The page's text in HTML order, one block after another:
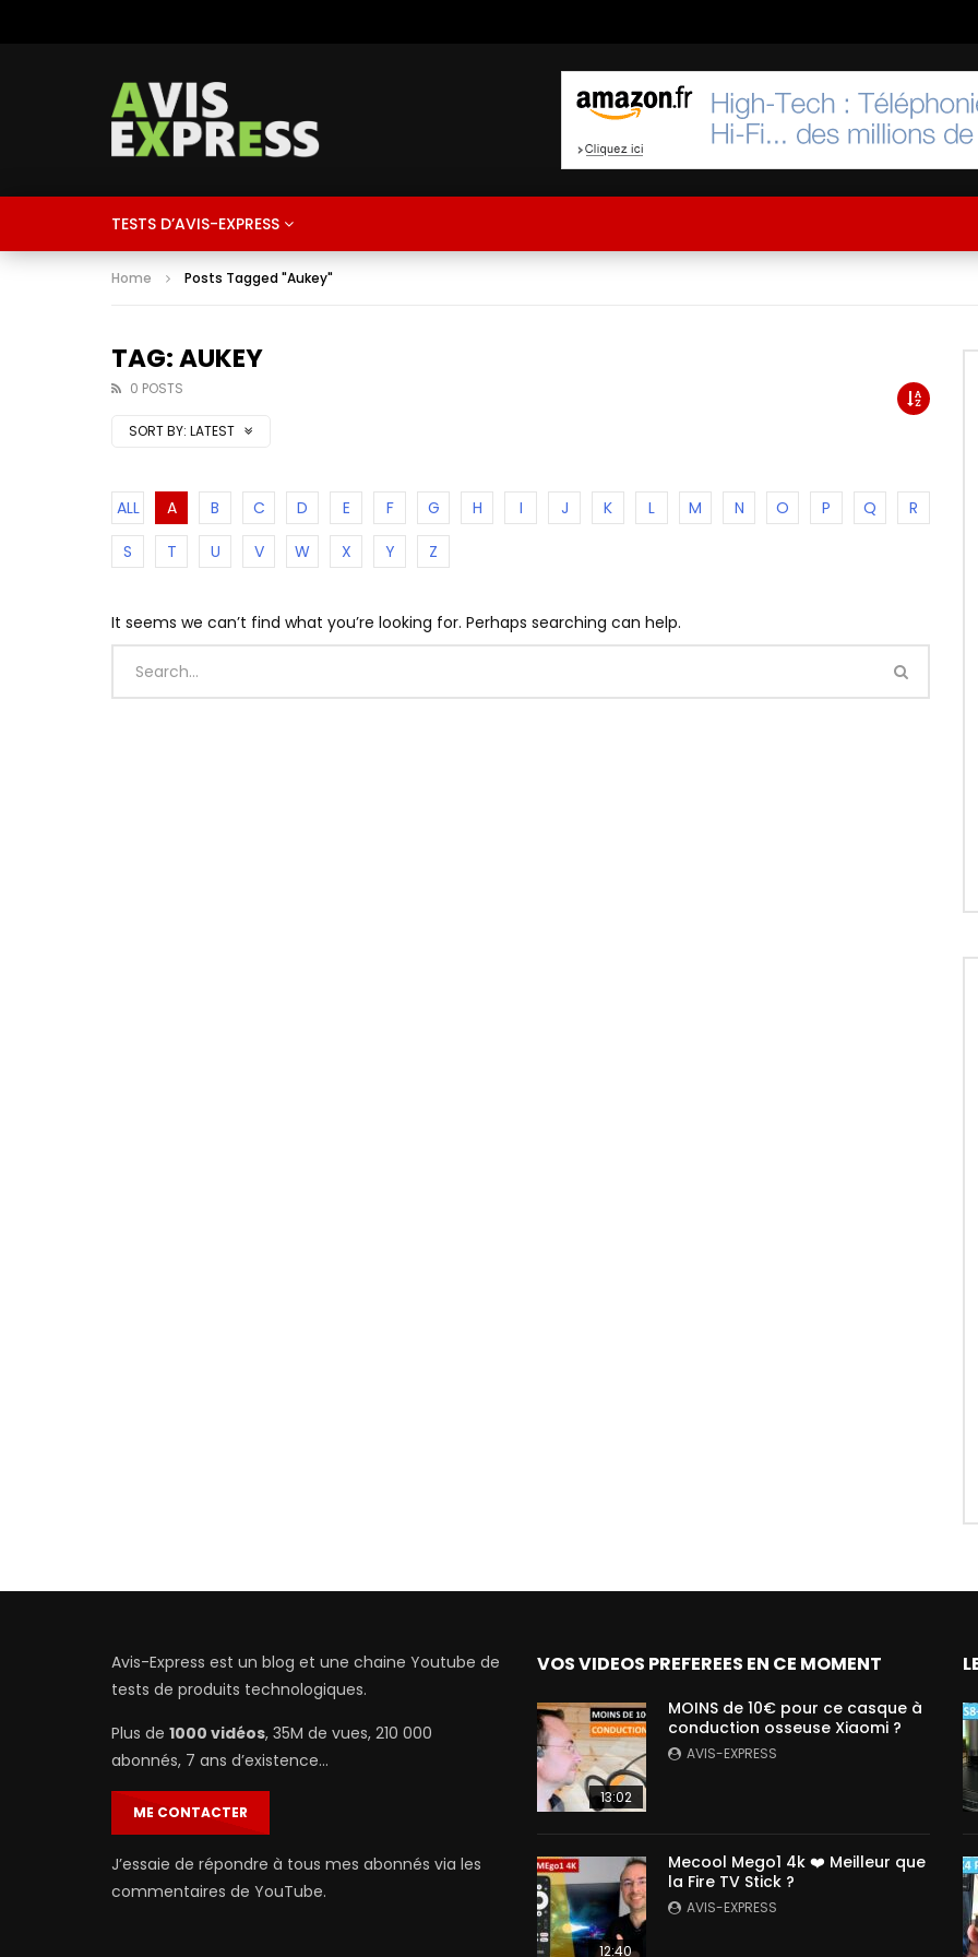
TESTS D’AVIS-EXPRESS
Home Posts Tagged "Aukey"
TAG: AUKEY
0 POSTS
SORT BY: LATEST
ALL A B C D E F G H I J K L M N O P Q
R
S
T U V W X Y Z
It seems we can’t find what you’re looking for. Perhaps searching can help.
Avis-Express est un blog et une chaine Youtube de
tests de produits technologiques.
Plus de 1000 vidéos, 35M de vues, 210 000
abonnés, 7 ans d’existence…
ME CONTACTER
J’essaie de répondre à tous mes abonnés via les
commentaires de YouTube.
VOS VIDEOS PREFEREES EN CE MOMENT
13:02
MOINS de 10€ pour ce casque à
conduction osseuse Xiaomi ?
AVIS-EXPRESS
12:40
Mecool Mego1 4k ❤️ Meilleur que
la Fire TV Stick ?
AVIS-EXPRESS